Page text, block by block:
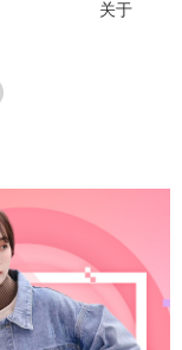
关于